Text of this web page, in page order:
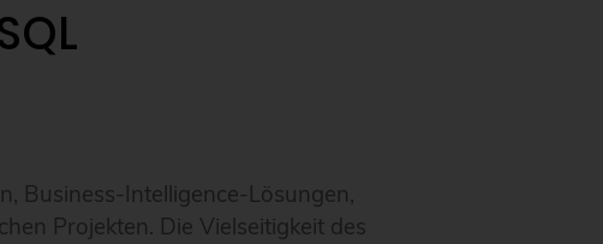
Business-Intelligence-Lösungen,
Projekten. Die Vielseitigkeit des